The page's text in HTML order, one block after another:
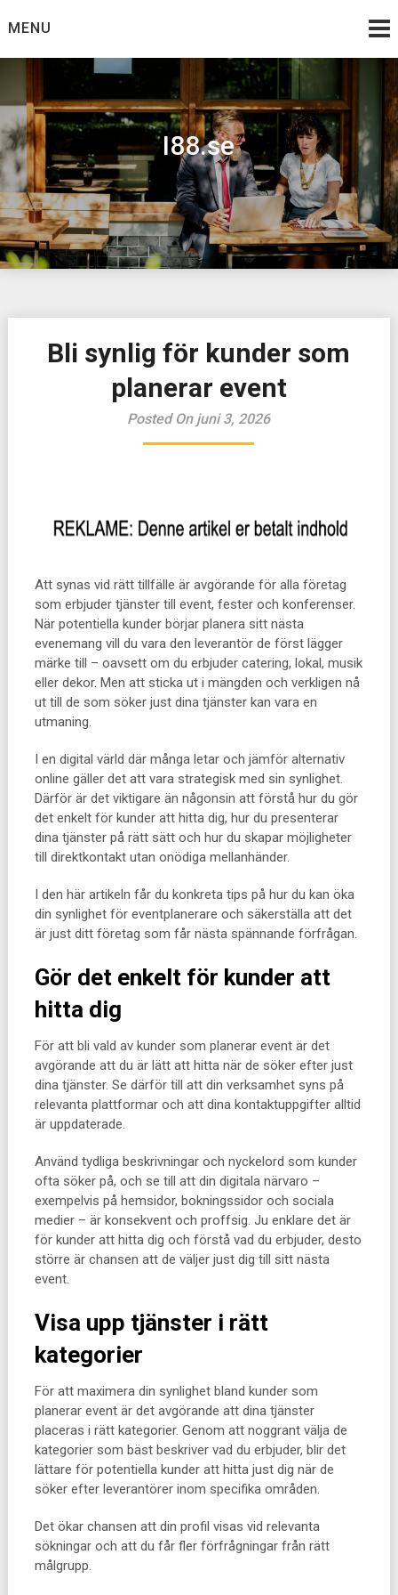
toMENU
I88.se
Bli synlig för kunder som
planerar event
Posted On juni 3, 2026
Att synas vid rätt tillfälle är avgörande för alla företag
som erbjuder tjänster till event, fester och konferenser.
När potentiella kunder börjar planera sitt nästa
evenemang vill du vara den leverantör de först lägger
märke till – oavsett om du erbjuder catering, lokal, musik
eller dekor. Men att sticka ut i mängden och verkligen nå
ut till de som söker just dina tjänster kan vara en
utmaning.
I en digital värld där många letar och jämför alternativ
online gäller det att vara strategisk med sin synlighet.
Därför är det viktigare än någonsin att förstå hur du gör
det enkelt för kunder att hitta dig, hur du presenterar
dina tjänster på rätt sätt och hur du skapar möjligheter
till direktkontakt utan onödiga mellanhänder.
I den här artikeln får du konkreta tips på hur du kan öka
din synlighet för eventplanerare och säkerställa att det
är just ditt företag som får nästa spännande förfrågan.
Gör det enkelt för kunder att
hitta dig
För att bli vald av kunder som planerar event är det
avgörande att du är lätt att hitta när de söker efter just
dina tjänster. Se därför till att din verksamhet syns på
relevanta plattformar och att dina kontaktuppgifter alltid
är uppdaterade.
Använd tydliga beskrivningar och nyckelord som kunder
ofta söker på, och se till att din digitala närvaro –
exempelvis på hemsidor, bokningssidor och sociala
medier – är konsekvent och proffsig. Ju enklare det är
för kunder att hitta dig och förstå vad du erbjuder, desto
större är chansen att de väljer just dig till sitt nästa
event.
Visa upp tjänster i rätt
kategorier
För att maximera din synlighet bland kunder som
planerar event är det avgörande att dina tjänster
placeras i rätt kategorier. Genom att noggrant välja de
kategorier som bäst beskriver vad du erbjuder, blir det
lättare för potentiella kunder att hitta just dig när de
söker efter leverantörer inom specifika områden.
Det ökar chansen att din profil visas vid relevanta
sökningar och att du får fler förfrågningar från rätt
målgrupp.